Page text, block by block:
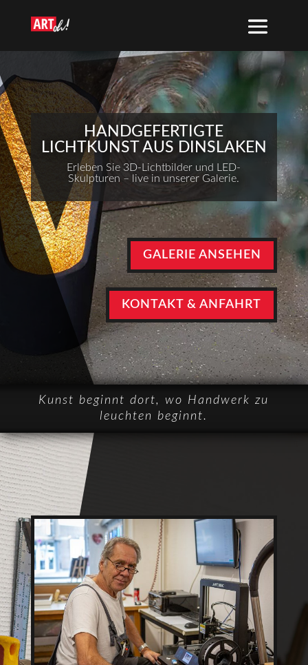
HANDGEFERTIGTE
LICHTKUNST AUS DINSLAKEN
Erleben Sie 3D-Lichtbilder und LED-
Skulpturen – live in unserer Galerie.
GALERIE ANSEHEN
KONTAKT & ANFAHRT
Kunst beginnt dort, wo Handwerk zu
leuchten beginnt.